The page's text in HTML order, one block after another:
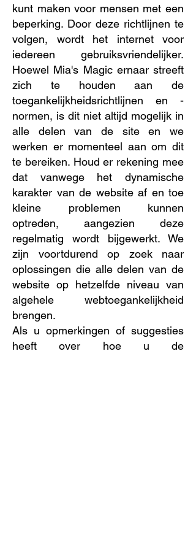
kunt maken voor mensen met een
beperking. Door deze richtlijnen te
volgen, wordt het internet voor
iedereen gebruiksvriendelijker.
Hoewel Mia's Magic ernaar streeft
zich te houden aan de
toegankelijkheidsrichtlijnen en -
normen, is dit niet altijd mogelijk in
alle delen van de site en we
werken er momenteel aan om dit
te bereiken. Houd er rekening mee
dat vanwege het dynamische
karakter van de website af en toe
kleine problemen kunnen
optreden, aangezien deze
regelmatig wordt bijgewerkt. We
zijn voortdurend op zoek naar
oplossingen die alle delen van de
website op hetzelfde niveau van
algehele webtoegankelijkheid
brengen.
Als u opmerkingen of suggesties
heeft over hoe u de